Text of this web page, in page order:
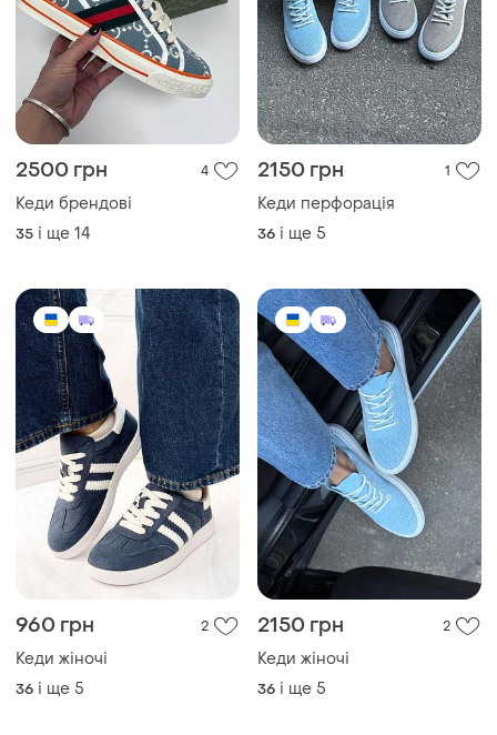
2500 грн 4
Кеди брендові
35 і ще 14
2150 грн 1
Кеди перфорація
36 і ще 5
960 грн 2
Кеди жіночі
36 і ще 5
2150 грн 2
Кеди жіночі
36 і ще 5